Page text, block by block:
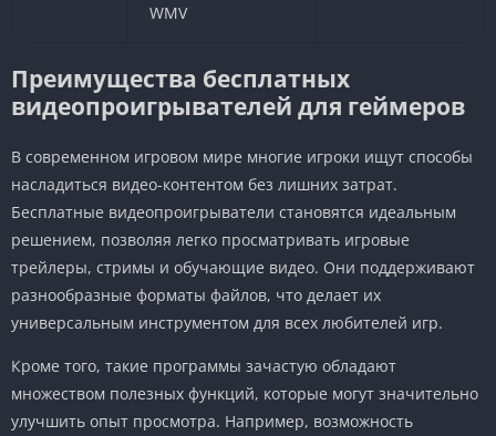
WMV
Преимущества бесплатных
видеопроигрывателей для геймеров
В современном игровом мире многие игроки ищут способы
насладиться видео-контентом без лишних затрат.
Бесплатные видеопроигрыватели становятся идеальным
решением, позволяя легко просматривать игровые
трейлеры, стримы и обучающие видео. Они поддерживают
разнообразные форматы файлов, что делает их
универсальным инструментом для всех любителей игр.
Кроме того, такие программы зачастую обладают
множеством полезных функций, которые могут значительно
улучшить опыт просмотра. Например, возможность